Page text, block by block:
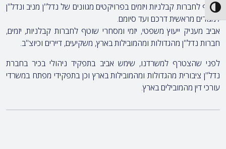
Toggle High Contrast
שוטף לחברות קבלניות ויזמים בפרויקטים מגוונים של נדל"ן מניב ונדל"ן
למגורים מראשית דרכם ועד סיומם.
אביב מעניק ייעוץ משפטי, יזמי ומסחרי שוטף לחברות קבלניות, יזמים,
חברות נדל"ן מהגדולות ומהמובילות בארץ, משקיעים, דיירים וכיוצ"ב.
לפני שהצטרף למשרדנו, שימש אביב בתפקיד ניהולי בכיר בחברת
נדל"ן ציבורית מהגדולות ומהמובילות בארץ וכן בתפקידי מפתח במשרדי
עורכי דין מהמובילים בארץ.